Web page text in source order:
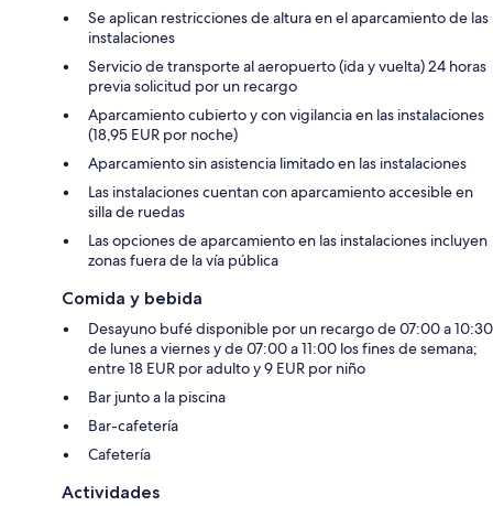
Se aplican restricciones de altura en el aparcamiento de las
instalaciones
Servicio de transporte al aeropuerto (ida y vuelta) 24 horas
previa solicitud por un recargo
Aparcamiento cubierto y con vigilancia en las instalaciones
(18,95 EUR por noche)
Aparcamiento sin asistencia limitado en las instalaciones
Las instalaciones cuentan con aparcamiento accesible en
silla de ruedas
Las opciones de aparcamiento en las instalaciones incluyen
zonas fuera de la vía pública
Comida y bebida
Desayuno bufé disponible por un recargo de 07:00 a 10:30
de lunes a viernes y de 07:00 a 11:00 los fines de semana;
entre 18 EUR por adulto y 9 EUR por niño
Bar junto a la piscina
Bar-cafetería
Cafetería
Actividades